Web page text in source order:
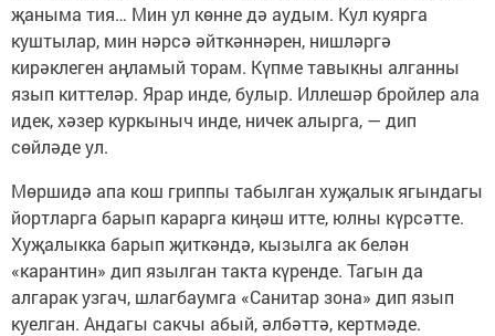
җаныма тия… Мин ул көнне дә аудым. Кул куярга
куштылар, мин нәрсә әйткәннәрен, нишләргә
кирәклеген аңламый торам. Күпме тавыкны алганны
язып киттеләр. Ярар инде, булыр. Иллешәр бройлер ала
идек, хәзер куркыныч инде, ничек алырга, — дип
сөйләде ул.
Мөршидә апа кош гриппы табылган хуҗалык ягындагы
йортларга барып карарга киңәш итте, юлны күрсәтте.
Хуҗалыкка барып җиткәндә, кызылга ак белән
«карантин» дип язылган такта күренде. Тагын да
алгарак узгач, шлагбаумга «Санитар зона» дип язып
куелган. Андагы сакчы абый, әлбәттә, кертмәде.